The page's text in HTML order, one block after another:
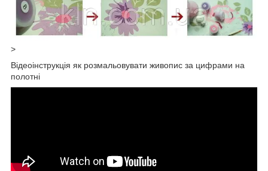
>
Відеоінструкція як розмальовувати живопис за цифрами на
полотні